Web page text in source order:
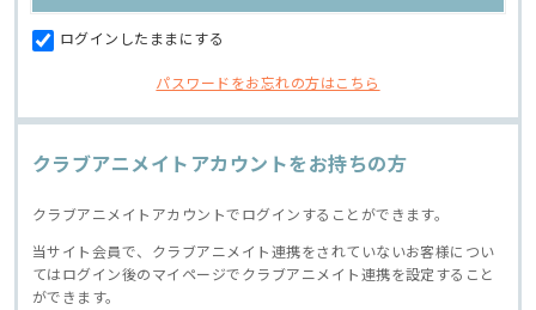
ログインしたままにする
パスワードをお忘れの方はこちら
クラブアニメイトアカウントをお持ちの方
クラブアニメイトアカウントでログインすることができます。
当サイト会員で、クラブアニメイト連携をされていないお客様につい
てはログイン後のマイページでクラブアニメイト連携を設定すること
ができます。